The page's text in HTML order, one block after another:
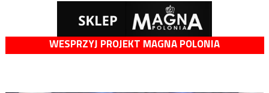
WESPRZYJ PROJEKT MAGNA POLONIA